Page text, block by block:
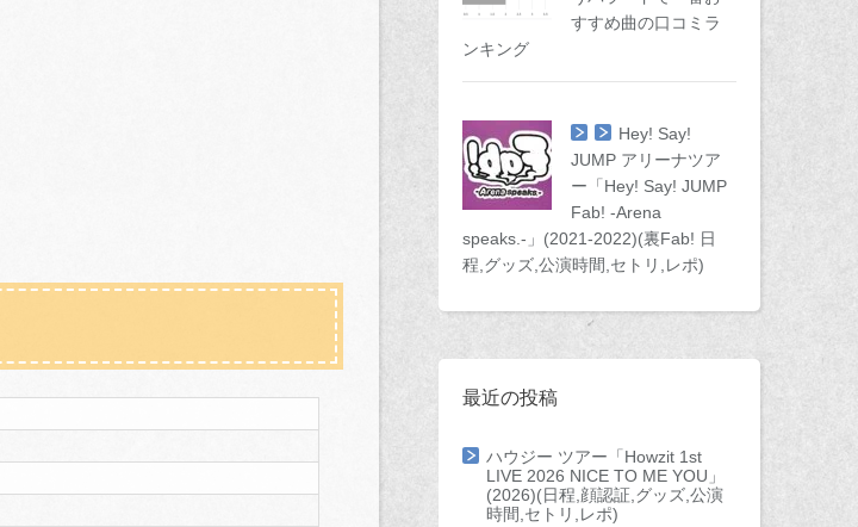
すすめ曲の口コミラ
ンキング
Hey! Say!
JUMP アリーナツア
ー「Hey! Say! JUMP
Fab! -Arena
speaks.-」(2021-2022)(裏Fab! 日
程,グッズ,公演時間,セトリ,レポ)
最近の投稿
ハウジー ツアー「Howzit 1st
LIVE 2026 NICE TO ME YOU」
(2026)(日程,顔認証,グッズ,公演
時間,セトリ,レポ)